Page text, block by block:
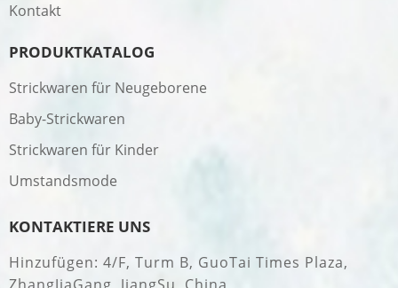
Kontakt
PRODUKTKATALOG
Strickwaren für Neugeborene
Baby-Strickwaren
Strickwaren für Kinder
Umstandsmode
KONTAKTIERE UNS
Hinzufügen: 4/F, Turm B, GuoTai Times Plaza,